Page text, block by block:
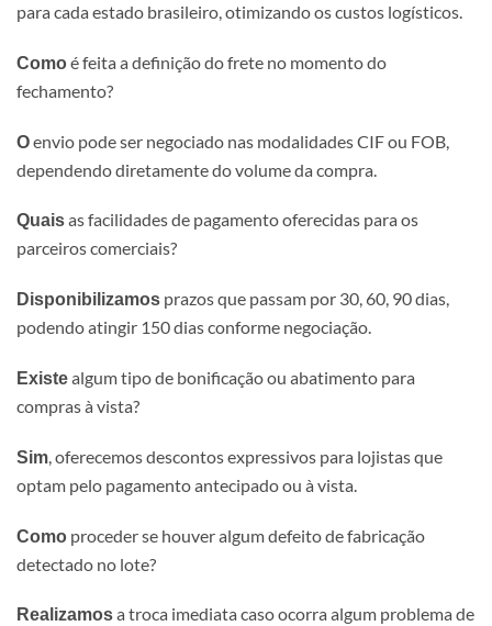
para cada estado brasileiro, otimizando os custos logísticos.
Comoé feita a definição do frete no momento do
fechamento?
Oenvio pode ser negociado nas modalidades CIF ou FOB,
dependendo diretamente do volume da compra.
Quaisas facilidades de pagamento oferecidas para os
parceiros comerciais?
Disponibilizamos prazos que passam por 30, 60, 90 dias,
podendo atingir 150 dias conforme negociação.
Existealgum tipo de bonificação ou abatimento para
compras à vista?
Sim , oferecemos descontos expressivos para lojistas que
optam pelo pagamento antecipado ou à vista.
Como proceder se houver algum defeito de fabricação
detectado no lote?
Realizamosa troca imediata caso ocorra algum problema de